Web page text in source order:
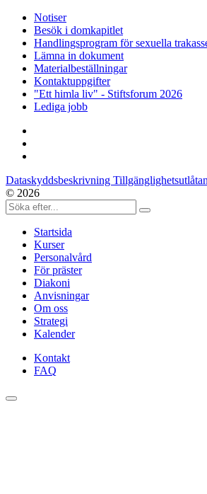
Notiser
Besök i domkapitlet
Handlingsprogram för sexuella
Lämna in dokument
Materialbeställningar
Kontaktuppgifter
"Ett himla liv" - Stiftsforum 2026
Lediga jobb
Dataskyddsbeskrivning
© 2026
Startsida
Kurser
Personalvård
För präster
Diakoni
Anvisningar
Om oss
Strategi
Kalender
Kontakt
FAQ